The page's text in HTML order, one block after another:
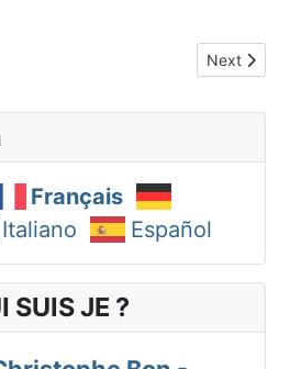
du Du Soin : Libération des Corps
Next article:
Next
Français
Italiano Español
SUIS JE ?